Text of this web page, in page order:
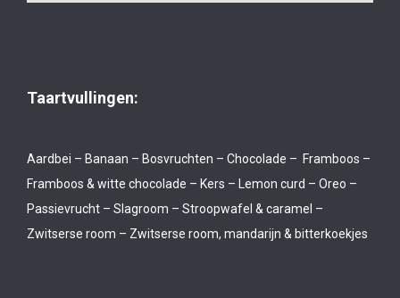
Taartvullingen:
Aardbei – Banaan – Bosvruchten – Chocolade – Framboos –
Framboos & witte chocolade – Kers – Lemon curd – Oreo –
Passievrucht – Slagroom – Stroopwafel & caramel –
Zwitserse room – Zwitserse room, mandarijn & bitterkoekjes